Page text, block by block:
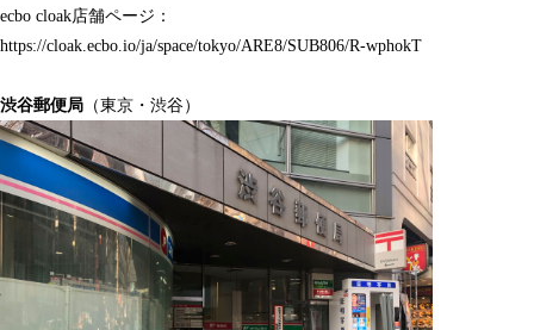
ecbo cloak店舗ページ：
https://cloak.ecbo.io/ja/space/tokyo/ARE8/SUB806/R-wphokT
渋谷郵便局 （東京・渋谷）